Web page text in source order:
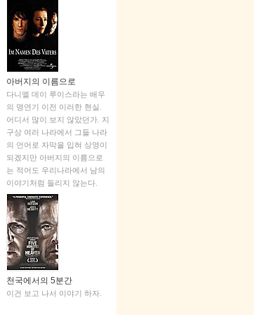
아버지의 이름으로
다니엘 데이 루이스라는 배우
의 명연기 이전 이러한 현실.
어디서 많이 보지 않았던가. 지
구상 여러 나라에서 그들 나라
의 언어로 자막을 입혀 상영이
되겠지만 아버지의 이름으로
는 적어도 우리나라에서 남의
이야기처럼 들리지 않는다.
천국에서의 5분간
이건 보고 나서 이야기 하자.